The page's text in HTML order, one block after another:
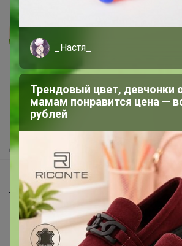
Как здесь все устроено?
Как сделать заказ?
Как получить?
Доставка
Шоурумы
Торговые марки
Наша команда
В наличии
_Настя_
Трендовый цвет, девчонки
мамам понравится цена —
рублей